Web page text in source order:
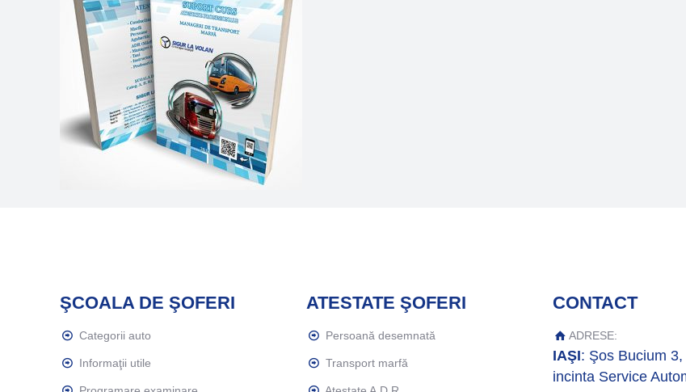
ŞCOALA DE ŞOFERI
Categorii auto
Informaţii utile
ATESTATE ŞOFERI
Persoană desemnată
Transport marfă
CONTACT
ADRESE:
IAŞI: Şos Bucium
incinta Service